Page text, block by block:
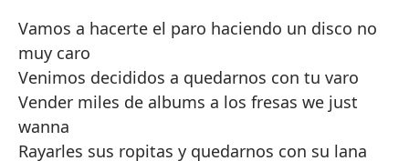
Vamos a hacerte el paro haciendo un disco no
muy caro
Venimos decididos a quedarnos con tu varo
Vender miles de albums a los fresas we just
wanna
Rayarles sus ropitas y quedarnos con su lana